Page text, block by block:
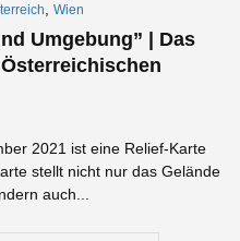
Wien
Umgebung” | Das
2021 ist eine Relief-Karte
stellt nicht nur das Gelände
auch...